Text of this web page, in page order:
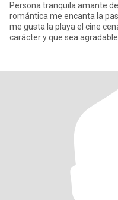
Persona tranquila amante
romántica me encanta la
me gusta la playa el cine
carácter y que sea agradable